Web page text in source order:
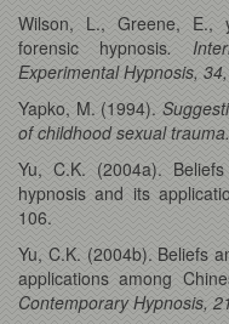
Wilson, L., Greene, E.,
forensic hypnosis.
Experimental Hypnosis, 34,
Yapko, M. (1994).
of childhood sexual trauma.
Yu, C.K. (2004a).
hypnosis and its
106.
Yu, C.K. (2004b). Beliefs
applications among
Contemporary Hypnosis,